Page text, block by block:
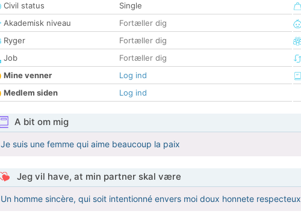
Civil status
Single
Akademisk niveau
Fortæller dig
Ryger
Fortæller dig
Job
Fortæller dig
Mine venner
Log ind
Medlem siden
Log ind
A bit om mig
Je suis une femme qui aime beaucoup la paix
Jeg vil have, at min partner skal være
Un homme sincère, qui soit intentionné envers moi doux honnete respecteux